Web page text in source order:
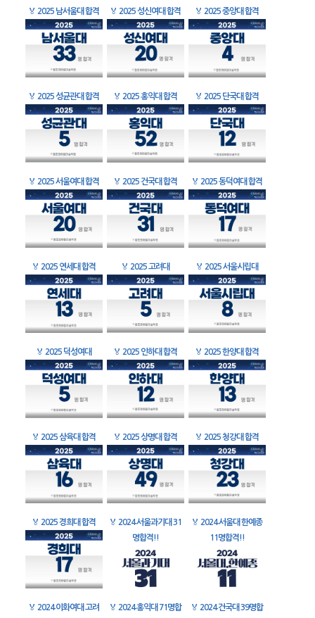
🏅 2025 남서울대 합격 🏅 2025 성신여대 합격 🏅 2025 중앙대 합격
🏅 2025 성균관대 합격 🏅 2025 홍익대 합격 🏅 2025 단국대 합격
🏅 2025 서울여대 합격 🏅 2025 건국대 합격 🏅 2025 동덕여대 합격
🏅 2025 연세대 합격 🏅 2025 고려대 🏅 2025 서울시립대
🏅 2025 덕성여대 🏅 2025 인하대 합격 🏅 2025 한양대 합격
🏅 2025 삼육대 합격 🏅 2025 상명대 합격 🏅 2025 청강대 합격
🏅 2025 경희대 합격 🏅 2024 서울과기대 31
명합격!!
🏅 2024 서울대 한예종
11명합격!!
🏅 2024 이화여대 고려
🏅 2024 홍익대 71명합
🏅 2024 건국대 39명합